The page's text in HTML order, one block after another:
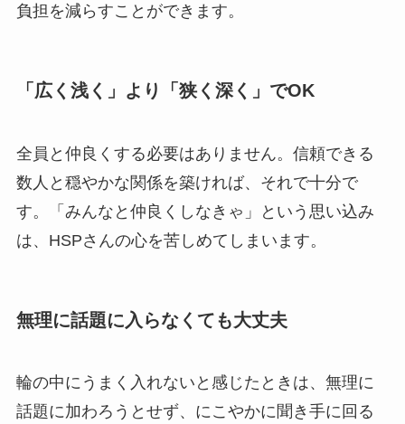
負担を減らすことができます。
「広く浅く」より「狭く深く」でOK
全員と仲良くする必要はありません。信頼できる
数人と穏やかな関係を築ければ、それで十分で
す。「みんなと仲良くしなきゃ」という思い込み
は、HSPさんの心を苦しめてしまいます。
無理に話題に入らなくても大丈夫
輪の中にうまく入れないと感じたときは、無理に
話題に加わろうとせず、にこやかに聞き手に回る